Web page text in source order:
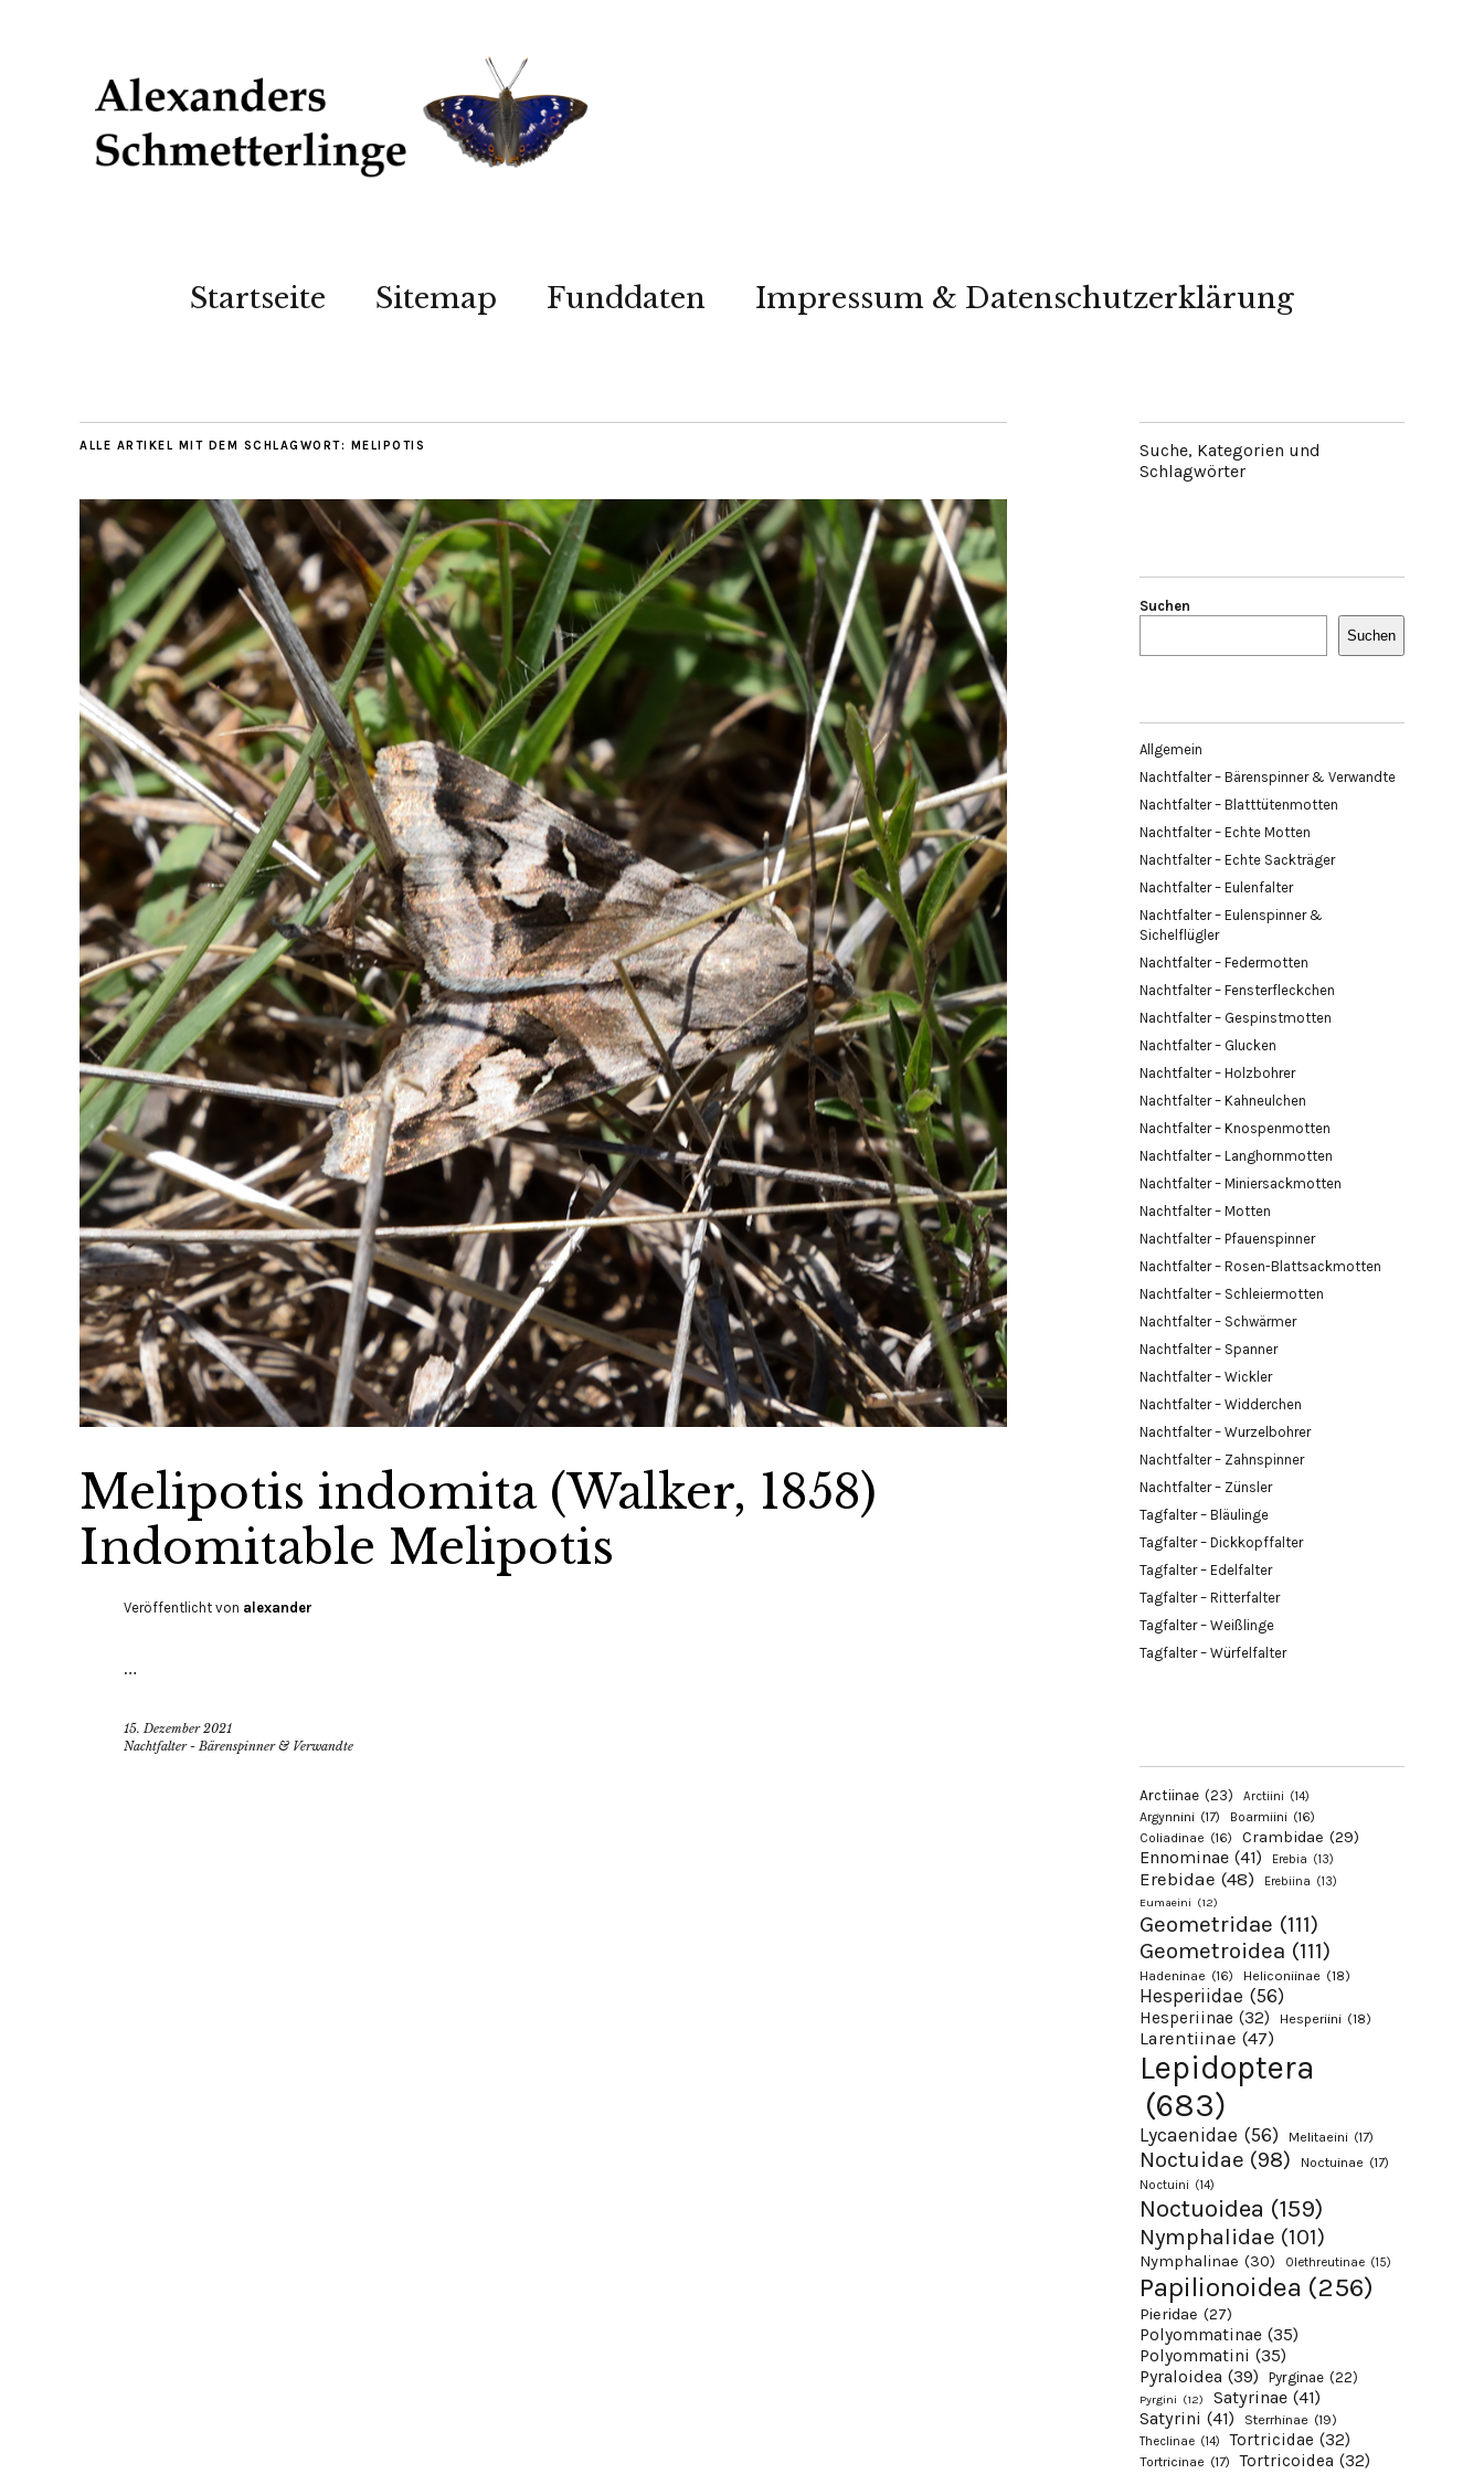
Startseite Sitemap Funddaten Impressum & Datenschutzerklärung
ALLE ARTIKEL MIT DEM SCHLAGWORT: MELIPOTIS
Melipotis indomita (Walker, 1858)
Indomitable Melipotis
Veröffentlicht von alexander
…
15. Dezember 2021
Nachtfalter - Bärenspinner & Verwandte
Suche, Kategorien und
Schlagwörter
Suchen
Suchen
Allgemein
Nachtfalter – Bärenspinner & Verwandte
Nachtfalter – Blatttütenmotten
Nachtfalter – Echte Motten
Nachtfalter – Echte Sackträger
Nachtfalter – Eulenfalter
Nachtfalter – Eulenspinner &
Sichelflügler
Nachtfalter – Federmotten
Nachtfalter – Fensterfleckchen
Nachtfalter – Gespinstmotten
Nachtfalter – Glucken
Nachtfalter – Holzbohrer
Nachtfalter – Kahneulchen
Nachtfalter – Knospenmotten
Nachtfalter – Langhornmotten
Nachtfalter – Miniersackmotten
Nachtfalter – Motten
Nachtfalter – Pfauenspinner
Nachtfalter – Rosen-Blattsackmotten
Nachtfalter – Schleiermotten
Nachtfalter – Schwärmer
Nachtfalter – Spanner
Nachtfalter – Wickler
Nachtfalter – Widderchen
Nachtfalter – Wurzelbohrer
Nachtfalter – Zahnspinner
Nachtfalter – Zünsler
Tagfalter – Bläulinge
Tagfalter – Dickkopffalter
Tagfalter – Edelfalter
Tagfalter – Ritterfalter
Tagfalter – Weißlinge
Tagfalter – Würfelfalter
Arctiinae (23) Arctiini (14)
Argynnini (17) Boarmiini (16)
Coliadinae (16) Crambidae (29)
Ennominae (41) Erebia (13)
Erebidae (48) Erebiina (13)
Eumaeini (12)
Geometridae (111)
Geometroidea (111)
Hadeninae (16) Heliconiinae (18)
Hesperiidae (56)
Hesperiinae (32) Hesperiini (18)
Larentiinae (47)
Lepidoptera
(683)
Lycaenidae (56) Melitaeini (17)
Noctuidae (98) Noctuinae (17)
Noctuini (14)
Noctuoidea (159)
Nymphalidae (101)
Nymphalinae (30) Olethreutinae (15)
Papilionoidea (256)
Pieridae (27)
Polyommatinae (35)
Polyommatini (35)
Pyraloidea (39) Pyrginae (22)
Pyrgini (12) Satyrinae (41)
Satyrini (41) Sterrhinae (19)
Theclinae (14) Tortricidae (32)
Tortricinae (17) Tortricoidea (32)